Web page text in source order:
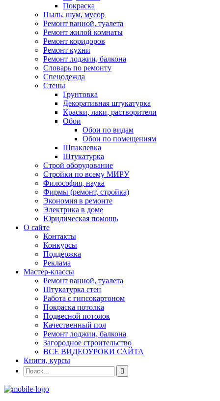
Покраска
Пыль, шум, мусор
Ремонт ванной, туалета
Ремонт жилой комнаты
Ремонт коридоров
Ремонт кухни
Ремонт лоджии, балкона
Словарь по ремонту
Спецодежда
Стены
Грунтовка
Декоративная штукатурка
Краски, лаки, растворители
Обои
Обои по видам
Обои по помещениям
Шпаклевка
Штукатурка
Строй оборудование
Стройки по всему МИРУ
Философия, наука
Фирмы (ремонт, стройка)
Экономия в ремонте
Электрика в доме
Юридическая помощь
О сайте
Контакты
Конкурсы
Поддержка
Реклама
Мастер-классы
Ремонт ванной, туалета
Штукатурка стен
Работа с гипсокартоном
Покраска потолка
Подвесной потолок
Качественный пол
Ремонт лоджии, балкона
Загородное строительство
ВСЕ ВИДЕОУРОКИ САЙТА
Книги, курсы